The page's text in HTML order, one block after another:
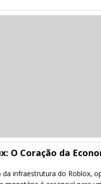
O Coração da
da infraestrutura do Roblox,